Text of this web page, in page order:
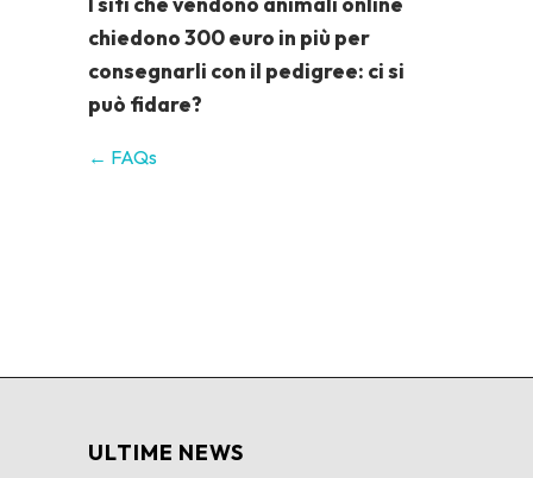
chiedono 300 euro in più per
consegnarli con il pedigree: ci si
può fidare?
← FAQs
ULTIME NEWS